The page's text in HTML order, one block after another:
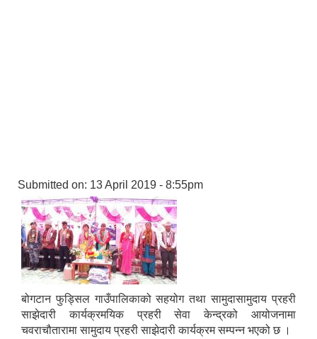
Submitted on: 13 April 2019 - 8:55pm
बोगटान फुड्सिल गाउँपालिकाको सहयोग तथा सामुदासामुदाय प्रहरी
साझेदारी कार्यक्रमयिक प्रहरी सेवा केन्द्रको आयोजनामा
चवराचौतारामा सामुदाय प्रहरी साझेदारी कार्यक्रम सम्पन्न भएको छ ।